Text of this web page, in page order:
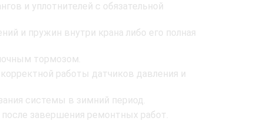
и уплотнителей с обязательной
и пружин внутри крана либо его полная
тормозом.
работы датчиков давления и
системы в зимний период.
завершения ремонтных работ.